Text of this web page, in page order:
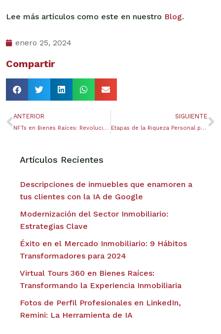
Lee más artículos como este en nuestro Blog.
enero 25, 2024
Compartir
ANTERIOR
NFTs en Bienes Raíces: Revolucionando la Titulación de Propiedades.
SIGUIENTE
Etapas de la Riqueza Personal para el Éxito Empresarial
Artículos Recientes
Descripciones de inmuebles que enamoren a
tus clientes con la IA de Google
Modernización del Sector Inmobiliario:
Estrategias Clave
Éxito en el Mercado Inmobiliario: 9 Hábitos
Transformadores para 2024
Virtual Tours 360 en Bienes Raíces:
Transformando la Experiencia Inmobiliaria
Fotos de Perfil Profesionales en LinkedIn,
Remini: La Herramienta de IA